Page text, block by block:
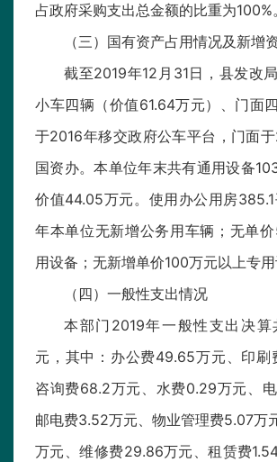
占政府采购支出总金额的比重为100%。
（三）国有资产占用情况及新增
截至2019年12月31日，县发改
小车四辆（价值61.64万元）、门面
于2016年移交政府公车平台，门面
国资办。本单位年末共有通用设备
价值44.05万元。使用办公用房
年本单位无新增公务用车辆；无单
用设备；无新增单价100万元以上专用
（四）一般性支出情况
本部门2019年一般性支出决
元，其中：办公费49.65万元、印刷
咨询费68.2万元、水费0.29万元、电
邮电费3.52万元、物业管理费5.07万
万元、维修费29.86万元、租赁费